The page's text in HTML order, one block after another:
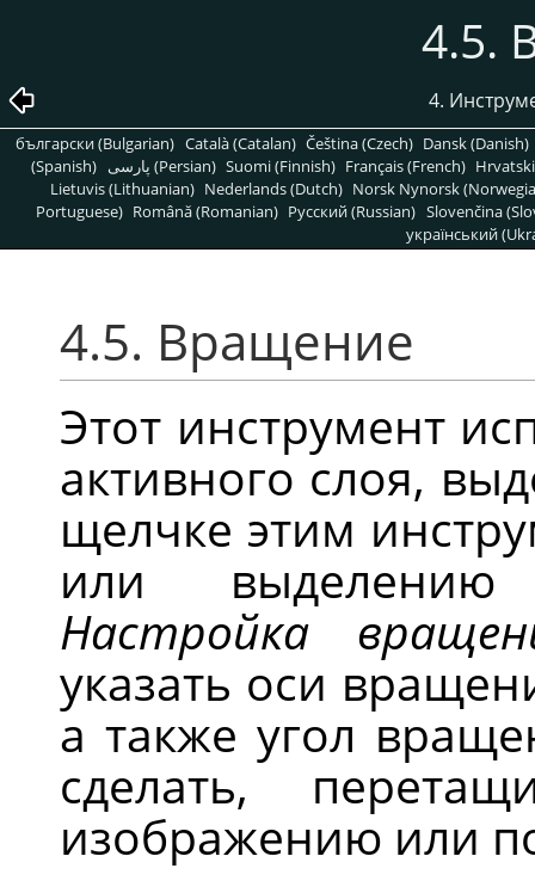
4.5.
4.
български (Bulgarian) Català (Catalan) Čeština (Czech) Dansk (Danish)
(Spanish)
پارسی (Persian) Suomi (Finnish) Français (French)
Lietuvis (Lithuanian) Nederlands (Dutch) Norsk Nynorsk
Portuguese) Română (Romanian) Pусский (Russian) Slovenčina
український
4.5. Вращение
Этот инструмент
активного слоя,
щелчке этим
или выделению
Настройка
указать оси
а также угол
сделать,
изображению или